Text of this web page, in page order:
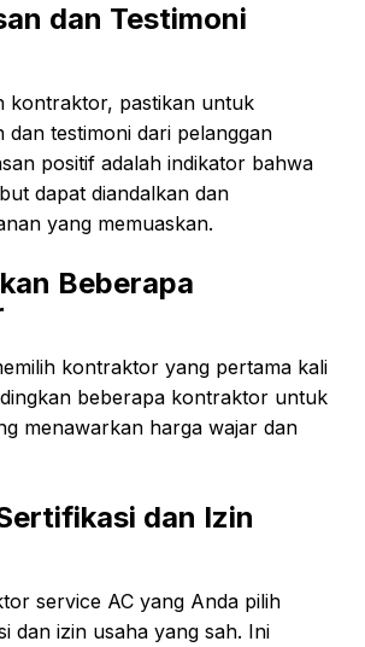
dan Testimoni
kontraktor, pastikan untuk
dan testimoni dari pelanggan
positif adalah indikator bahwa
dapat diandalkan dan
yang memuaskan.
Beberapa
kontraktor yang pertama kali
beberapa kontraktor untuk
menawarkan harga wajar dan
dan Izin
service AC yang Anda pilih
dan izin usaha yang sah. Ini